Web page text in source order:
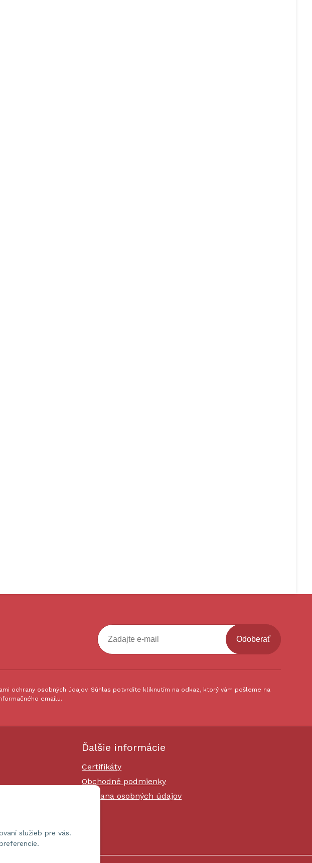
služieb pre vás.
Odoberať
ochrany osobných údajov. Súhlas potvrdíte kliknutím na odkaz, ktorý vám pošleme na
emailu.
Ďalšie informácie
Certifikáty
Obchodné podmienky
Ochrana osobných údajov